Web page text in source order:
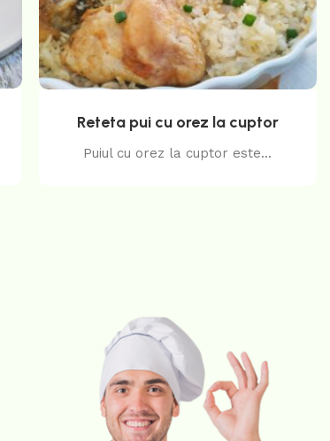
Reteta pui cu orez la cuptor
Puiul cu orez la cuptor este...